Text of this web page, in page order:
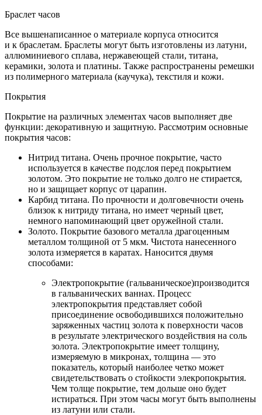
Браслет часов
Все вышенаписанное о материале корпуса относится
и к браслетам. Браслеты могут быть изготовлены из латуни,
аллюминиевого сплава, нержавеющей стали, титана,
керамики, золота и платины. Также распространены ремешки
из полимерного материала (каучука), текстиля и кожи.
Покрытия
Покрытие на различных элементах часов выполняет две
функции: декоративную и защитную. Рассмотрим основные
покрытия часов:
Нитрид титана. Очень прочное покрытие, часто
используется в качестве подслоя перед покрытием
золотом. Это покрытие не только долго не стирается,
но и защищает корпус от царапин.
Карбид титана. По прочности и долговечности очень
близок к нитриду титана, но имеет черный цвет,
немного напоминающий цвет оружейной стали.
Золото. Покрытие базового металла драгоценным
металлом толщиной от 5 мкм. Чистота нанесенного
золота измеряется в каратах. Наносится двумя
способами:
Электропокрытие (гальваническое)производится
в гальванических ваннах. Процесс
электропокрытия представляет собой
присоединение освободившихся положительно
заряженных частиц золота к поверхности часов
в результате электрического воздействия на соль
золота. Электропокрытие имеет толщину,
измеряемую в микронах, толщина — это
показатель, который наиболее четко может
свидетельствовать о стойкости элекропокрытия.
Чем толще покрытие, тем дольше оно будет
истираться. При этом часы могут быть выполнены
из латуни или стали.